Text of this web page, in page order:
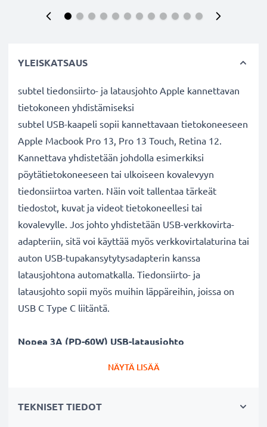
YLEISKATSAUS
subtel tiedonsiirto- ja latausjohto Apple kannettavan
tietokoneen yhdistämiseksi
subtel USB-kaapeli sopii kannettavaan tietokoneeseen
Apple Macbook Pro 13, Pro 13 Touch, Retina 12.
Kannettava yhdistetään johdolla esimerkiksi
pöytätietokoneeseen tai ulkoiseen kovalevyyn
tiedonsiirtoa varten. Näin voit tallentaa tärkeät
tiedostot, kuvat ja videot tietokoneellesi tai
kovalevylle. Jos johto yhdistetään USB-verkkovirta-
adapteriin, sitä voi käyttää myös verkkovirtalaturina tai
auton USB-tupakansytytysadapterin kanssa
latausjohtona automatkalla. Tiedonsiirto- ja
latausjohto sopii myös muihin läppäreihin, joissa on
USB C Type C liitäntä.
Nopea 3A (PD-60W) USB-latausjohto
murtumattomat liitimet
NÄYTÄ LISÄÄ
TEKNISET TIEDOT